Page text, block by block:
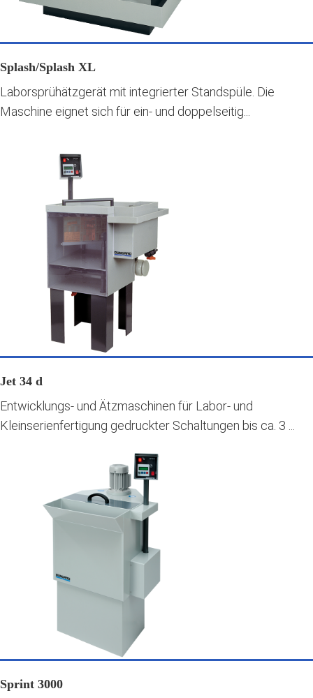
Splash/Splash XL
Laborsprühätzgerät mit integrierter Standspüle. Die
Maschine eignet sich für ein- und doppelseitig...
Jet 34 d
Entwicklungs- und Ätzmaschinen für Labor- und
Kleinserienfertigung gedruckter Schaltungen bis ca. 3 ...
Sprint 3000